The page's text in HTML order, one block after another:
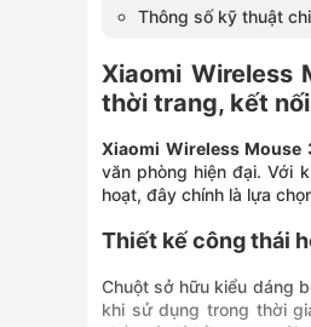
Thông số kỹ thuật
Xiaomi Wireless
thời trang, kết
Xiaomi Wireless Mouse
văn phòng hiện đại. Với
hoạt, đây chính là lựa
Thiết kế công thái
Chuột sở hữu kiểu dáng
khi sử dụng trong thời